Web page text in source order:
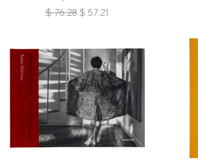
$ 76.28 $ 57.21